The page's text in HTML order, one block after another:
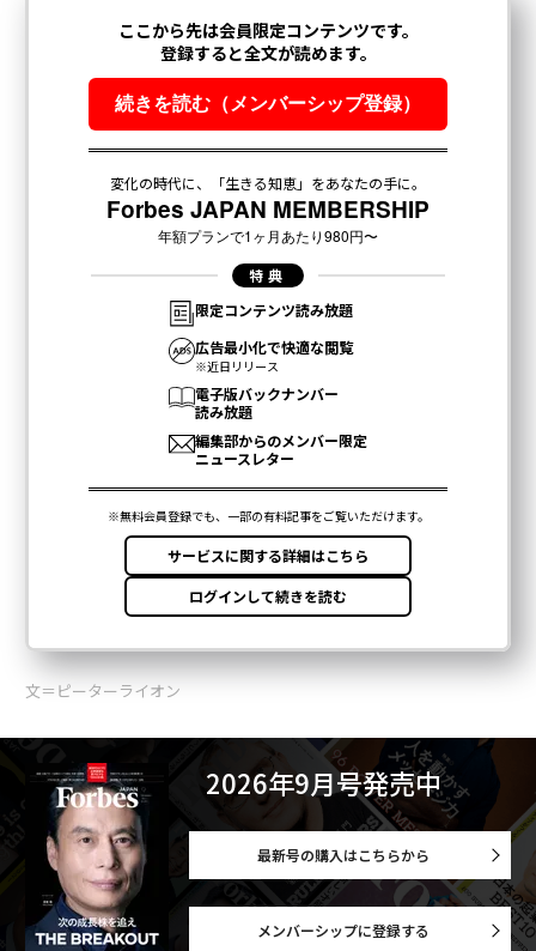
文＝ピーターライオン
2026年9月号発売中
最新号の購入はこちらから
メンバーシップに登録する